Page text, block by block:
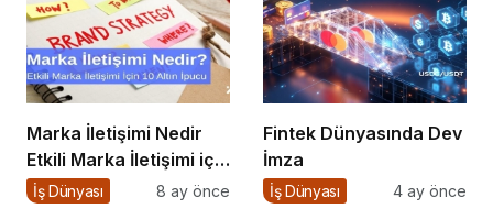
Marka İletişimi Nedir
Etkili Marka İletişimi için
10 Altın Öneri
İş Dünyası 8 ay önce
Fintek Dünyasında Dev
İmza
İş Dünyası 4 ay önce